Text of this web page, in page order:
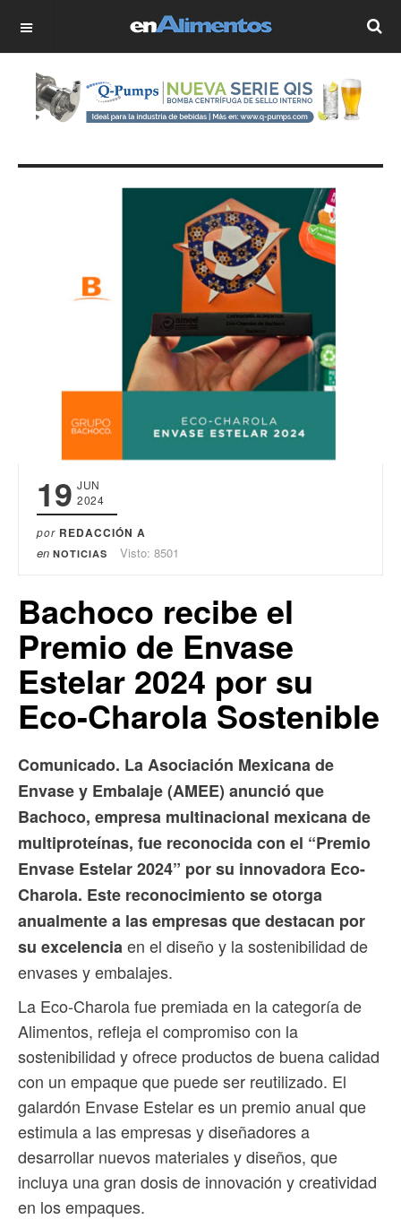
OFF CANVAS
19 JUN
2024
por REDACCIÓN A
en NOTICIAS Visto: 8501
Bachoco recibe el
Premio de Envase
Estelar 2024 por su
Eco-Charola Sostenible
Comunicado. La Asociación Mexicana de
Envase y Embalaje (AMEE) anunció que
Bachoco, empresa multinacional mexicana de
multiproteínas, fue reconocida con el “Premio
Envase Estelar 2024” por su innovadora Eco-
Charola. Este reconocimiento se otorga
anualmente a las empresas que destacan por
su excelenciaen el diseño y la sostenibilidad de
envases y embalajes.
La Eco-Charola fue premiada en la categoría de
Alimentos, refleja el compromiso con la
sostenibilidad y ofrece productos de buena calidad
con un empaque que puede ser reutilizado. El
galardón Envase Estelar es un premio anual que
estimula a las empresas y diseñadores a
desarrollar nuevos materiales y diseños, que
incluya una gran dosis de innovación y creatividad
en los empaques.